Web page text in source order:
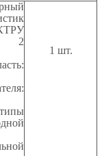
2
1 шт.